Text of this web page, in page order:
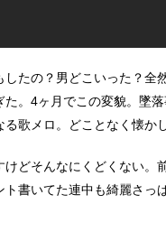
たの？男どこいった？全
。4ヶ月でこの変貌。墜
歌メロ。どことなく懐か
どそんなにくどくない。
書いてた連中も綺麗さっ